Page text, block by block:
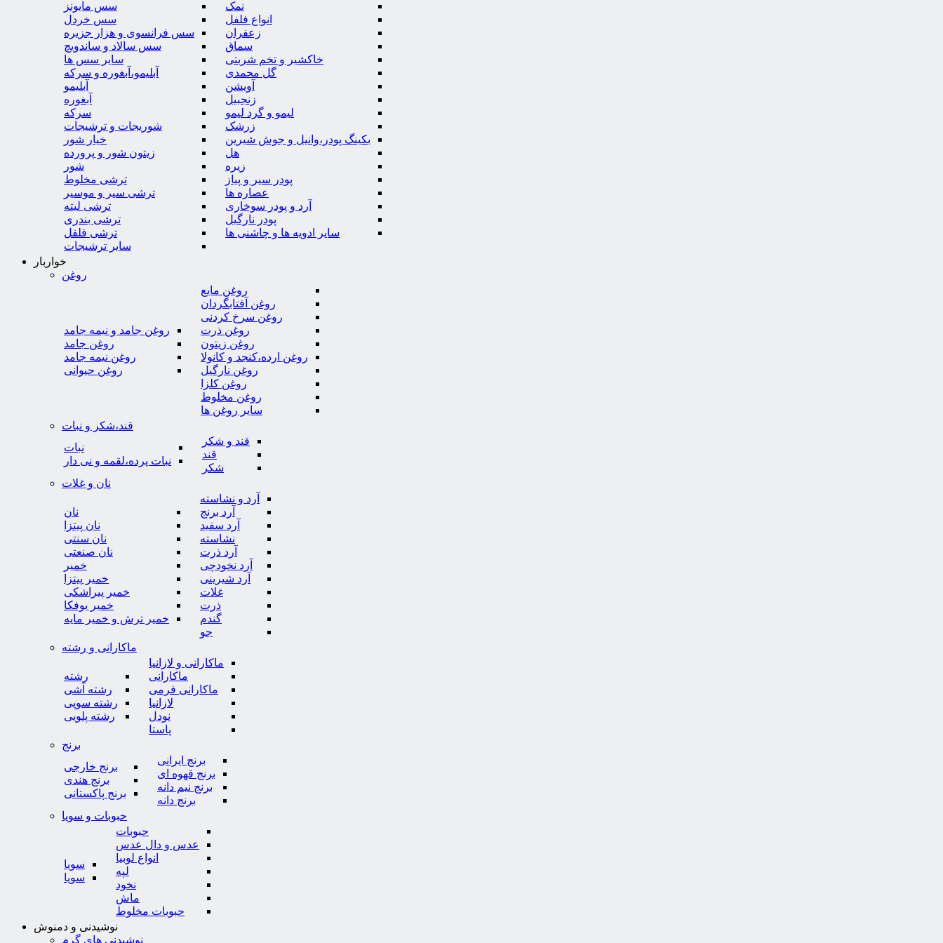
نمک
انواع فلفل
زعفران
سماق
خاکشیر و تخم شربتی
گل محمدی
آویشن
زنجبیل
لیمو و گرد لیمو
زرشک
بکینگ پودر،وانیل و جوش شیرین
هل
زیره
پودر سیر و پیاز
عصاره ها
آرد و پودر سوخاری
پودر نارگیل
سایر ادویه ها و چاشنی ها
سس مایونز
سس خردل
سس فرانسوی و هزار جزیره
سس سالاد و ساندویچ
سایر سس ها
آبلیمو،آبغوره و سرکه
آبلیمو
آبغوره
سرکه
شوریجات و ترشیجات
خیار شور
زیتون شور و پرورده
شور
ترشی مخلوط
ترشی سیر و موسیر
ترشی لیته
ترشی بندری
ترشی فلفل
سایر ترشیجات
خواربار
روغن
روغن مایع
روغن آفتابگردان
روغن سرخ کردنی
روغن ذرت
روغن زیتون
روغن ارده،کنجد و کانولا
روغن نارگیل
روغن کلزا
روغن مخلوط
سایر روغن ها
روغن جامد و نیمه جامد
روغن جامد
روغن نیمه جامد
روغن حیوانی
قند،شکر و نبات
قند و شکر
قند
شکر
نبات
نبات پرده،لقمه و نی دار
نان و غلات
آرد و نشاسته
آرد برنج
آرد سفید
نشاسته
آرد ذرت
آرد نخودچی
آرد شیرینی
غلات
ذرت
گندم
جو
نان
نان پیتزا
نان سنتی
نان صنعتی
خمیر
خمیر پیتزا
خمیر پیراشکی
خمیر یوفکا
خمیر ترش و خمیر مایه
ماکارانی و رشته
ماکارانی و لازانیا
ماکارانی
ماکارانی فرمی
لازانیا
نودل
پاستا
رشته
رشته آشی
رشته سوپی
رشته پلویی
برنج
برنج ایرانی
برنج قهوه ای
برنج نیم دانه
برنج دانه
برنج خارجی
برنج هندی
برنج پاکستانی
حبوبات و سویا
حبوبات
عدس و دال عدس
انواع لوبیا
لپه
نخود
ماش
حبوبات مخلوط
سویا
سویا
نوشیدنی و دمنوش
نوشیدنی های گرم